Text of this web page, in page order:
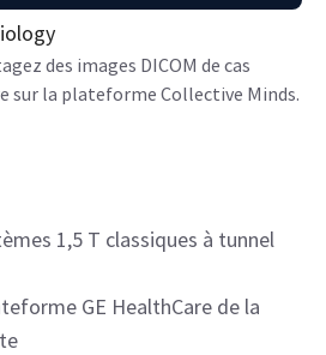
des images DICOM de cas
sur la plateforme Collective Minds.
1,5 T classiques à tunnel
GE HealthCare de la